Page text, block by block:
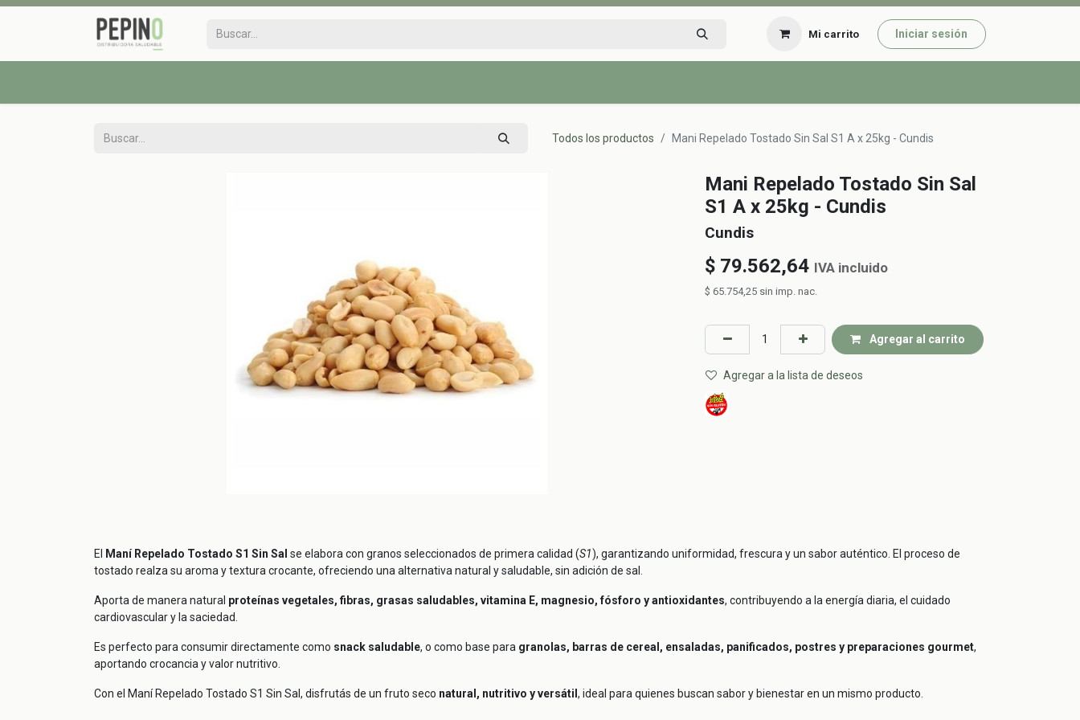
Mi carrito Iniciar sesión
Todos los productos Mani Repelado Tostado Sin Sal S1 A x 25kg - Cundis
Mani Repelado Tostado Sin Sal
S1 A x 25kg - Cundis
Cundis
$ 79.562,64 IVA incluido
$ 65.754,25 sin imp. nac.
Agregar al carrito
Agregar a la lista de deseos
El Maní Repelado Tostado S1 Sin Sal se elabora con granos seleccionados de primera calidad (S1), garantizando uniformidad, frescura y un sabor auténtico. El proceso de
tostado realza su aroma y textura crocante, ofreciendo una alternativa natural y saludable, sin adición de sal.
Aporta de manera natural proteínas vegetales, fibras, grasas saludables, vitamina E, magnesio, fósforo y antioxidantes, contribuyendo a la energía diaria, el cuidado
cardiovascular y la saciedad.
Es perfecto para consumir directamente como snack saludable, o como base para granolas, barras de cereal, ensaladas, panificados, postres y preparaciones gourmet,
aportando crocancia y valor nutritivo.
Con el Maní Repelado Tostado S1 Sin Sal, disfrutás de un fruto seco natural, nutritivo y versátil , ideal para quienes buscan sabor y bienestar en un mismo producto.